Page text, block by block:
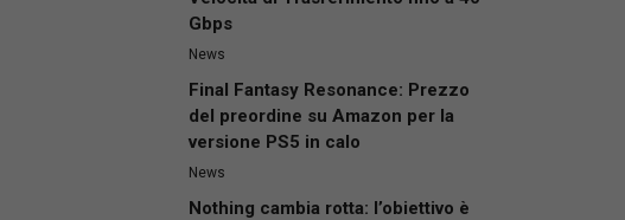
Gbps
News
Final Fantasy Resonance: Prezzo
del preordine su Amazon per la
versione PS5 in calo
News
Nothing cambia rotta: l’obiettivo è